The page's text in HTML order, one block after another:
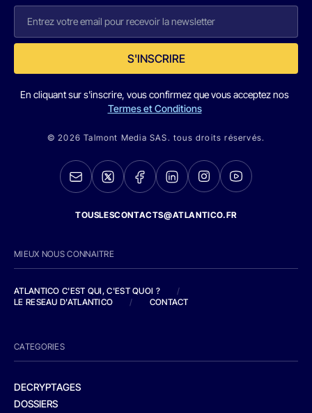
S'INSCRIRE
En cliquant sur s'inscrire, vous confirmez que vous acceptez nos
Termes et Conditions
© 2026 Talmont Media SAS. tous droits réservés.
TOUSLESCONTACTS@ATLANTICO.FR
MIEUX NOUS CONNAITRE
ATLANTICO C'EST QUI, C'EST QUOI ?
/
LE RESEAU D'ATLANTICO
/ CONTACT
CATEGORIES
DECRYPTAGES
DOSSIERS